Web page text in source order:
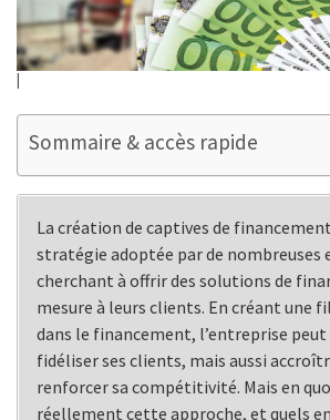
Sommaire & accès rapide
La création de captives de
stratégie adoptée par de nombreuses
cherchant à offrir des solutions de
mesure à leurs clients. En créant une
dans le financement, l’entreprise
fidéliser ses clients, mais aussi
renforcer sa compétitivité. Mais en
réellement cette approche, et quels